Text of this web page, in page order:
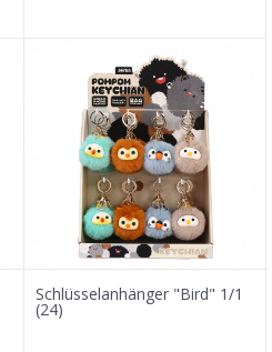
Schlüsselanhänger "Bird" 1/1
(24)